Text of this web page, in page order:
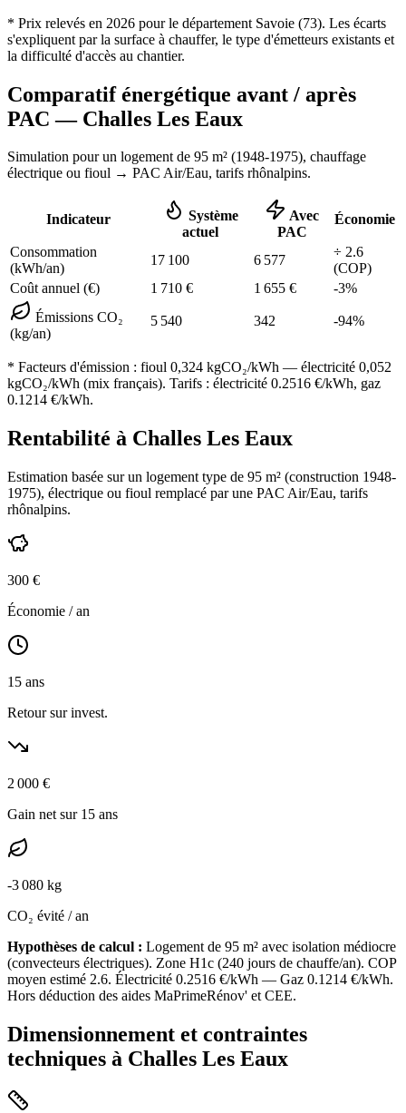
* Prix relevés en 2026 pour le département Savoie (73). Les écarts
s'expliquent par la surface à chauffer, le type d'émetteurs existants et
la difficulté d'accès au chantier.
Comparatif énergétique avant / après
PAC — Challes Les Eaux
Simulation pour un logement de 95 m² (1948-1975), chauffage
électrique ou fioul → PAC Air/Eau, tarifs rhônalpins.
Indicateur
Système
actuel
Avec
PAC
Économie
Consommation
(kWh/an)
17 100 6 577
÷ 2.6
(COP)
Coût annuel (€)
1 710 € 1 655 € -3%
Émissions CO₂
(kg/an)
5 540 342 -94%
* Facteurs d'émission : fioul 0,324 kgCO₂/kWh — électricité 0,052
kgCO₂/kWh (mix français). Tarifs : électricité 0.2516 €/kWh, gaz
0.1214 €/kWh.
Rentabilité à Challes Les Eaux
Estimation basée sur un logement type de 95 m² (construction 1948-
1975), électrique ou fioul remplacé par une PAC Air/Eau, tarifs
rhônalpins.
300 €
Économie / an
15 ans
Retour sur invest.
2 000 €
Gain net sur 15 ans
-3 080 kg
CO₂ évité / an
Hypothèses de calcul : Logement de 95 m² avec isolation médiocre
(convecteurs électriques). Zone H1c (240 jours de chauffe/an). COP
moyen estimé 2.6. Électricité 0.2516 €/kWh — Gaz 0.1214 €/kWh.
Hors déduction des aides MaPrimeRénov' et CEE.
Dimensionnement et contraintes
techniques à Challes Les Eaux